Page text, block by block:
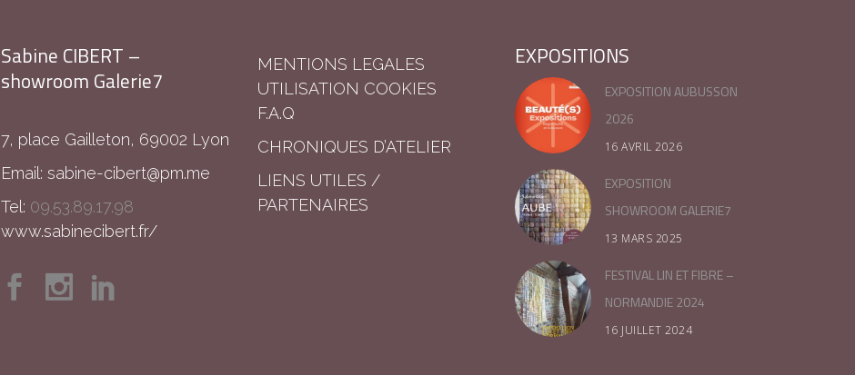
Sabine CIBERT –
showroom Galerie7
7, place Gailleton, 69002 Lyon
Email: sabine-cibert@pm.me
Tel: 09.53.89.17.98
www.sabinecibert.fr/
MENTIONS LEGALES
UTILISATION COOKIES
F.A.Q
CHRONIQUES D’ATELIER
LIENS UTILES /
PARTENAIRES
EXPOSITIONS
EXPOSITION AUBUSSON
2026
16 AVRIL 2026
EXPOSITION
SHOWROOM GALERIE7
13 MARS 2025
FESTIVAL LIN ET FIBRE –
NORMANDIE 2024
16 JUILLET 2024